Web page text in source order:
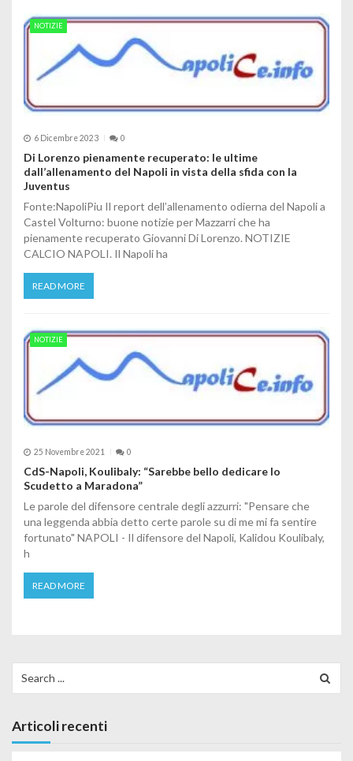
NOTIZIE
6 Dicembre 2023 0
Di Lorenzo pienamente recuperato: le ultime
dall’allenamento del Napoli in vista della sfida con la
Juventus
Fonte:NapoliPiu Il report dell’allenamento odierna del Napoli a
Castel Volturno: buone notizie per Mazzarri che ha
pienamente recuperato Giovanni Di Lorenzo. NOTIZIE
CALCIO NAPOLI. Il Napoli ha
READ MORE
NOTIZIE
25 Novembre 2021 0
CdS-Napoli, Koulibaly: “Sarebbe bello dedicare lo
Scudetto a Maradona”
Le parole del difensore centrale degli azzurri: "Pensare che
una leggenda abbia detto certe parole su di me mi fa sentire
fortunato" NAPOLI - Il difensore del Napoli, Kalidou Koulibaly,
h
READ MORE
Articoli recenti